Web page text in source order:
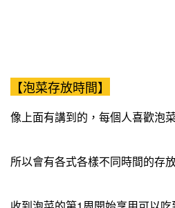
【泡菜存放時間】
像上面有講到的，每個人喜歡泡
所以會有各式各樣不同時間的存